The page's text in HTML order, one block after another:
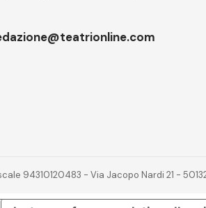
- Via Jacopo Nardi 21 - 50132